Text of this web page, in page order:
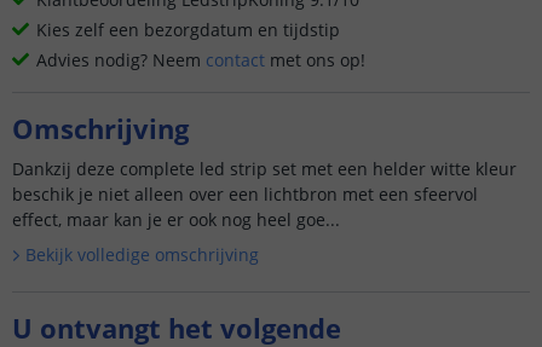
Kies zelf een bezorgdatum en tijdstip
Advies nodig? Neem contact met ons op!
Omschrijving
Dankzij deze complete led strip set met een helder witte kleur
beschik je niet alleen over een lichtbron met een sfeervol
effect, maar kan je er ook nog heel goe...
Bekijk volledige omschrijving
U ontvangt het volgende